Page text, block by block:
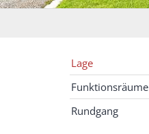
Lage
Funktionsräume
Rundgang